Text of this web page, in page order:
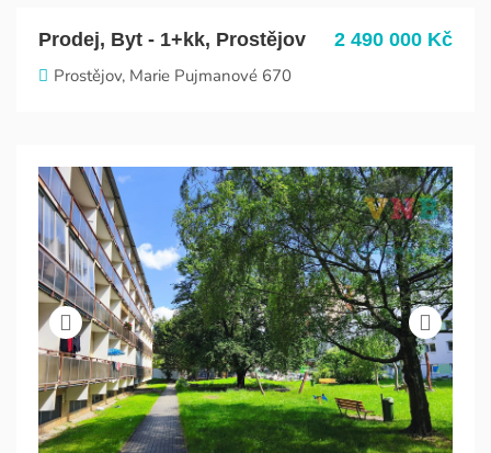
Prodej, Byt - 1+kk, Prostějov
Prostějov, Marie Pujmanové 670
2 490 000 Kč